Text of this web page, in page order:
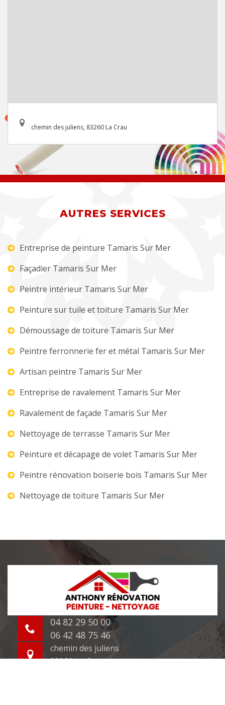
chemin des juliens, 83260 La Crau
AUTRES SERVICES
Entreprise de peinture Tamaris Sur Mer
Façadier Tamaris Sur Mer
Peintre intérieur Tamaris Sur Mer
Peinture sur tuile et toiture Tamaris Sur Mer
Démoussage de toiture Tamaris Sur Mer
Peintre ferronnerie fer et métal Tamaris Sur Mer
Artisan peintre Tamaris Sur Mer
Entreprise de ravalement Tamaris Sur Mer
Ravalement de façade Tamaris Sur Mer
Nettoyage de terrasse Tamaris Sur Mer
Peinture et décapage de volet Tamaris Sur Mer
Peintre rénovation boiserie bois Tamaris Sur Mer
Nettoyage de toiture Tamaris Sur Mer
04 82 29 50 00
06 42 48 75 46
chemin des juliens
83260 La Crau